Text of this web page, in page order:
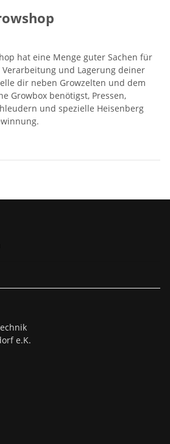
hat eine Menge guter Sachen für
und Lagerung deiner
dir neben Growzelten und dem
Growbox benötigst, Pressen,
und spezielle Heisenberg
e.K.